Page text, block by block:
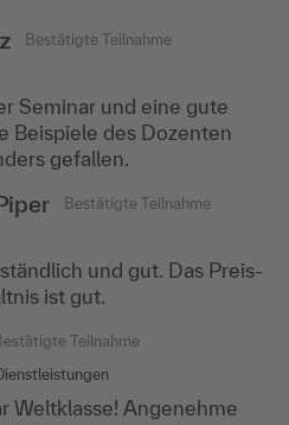
Bestätigte Teilnahme
Seminar und eine gute
Beispiele des Dozenten
gefallen.
Bestätigte Teilnahme
und gut. Das Preis-
ist gut.
Teilnahme
Weltklasse! Angenehme
Bestätigte Teilnahme
GmbH
sehr gut rübergebracht
Dozent hatte viele
Anregungen.
Bestätigte Teilnahme
Co.KG
Fischbach die Themen
kann, gefällt mir. Es macht